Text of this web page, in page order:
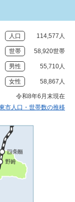
人口 114,577人
世帯 58,920世帯
男性 55,710人
女性 58,867人
令和8年6月末現在
市人口・世帯数の推移